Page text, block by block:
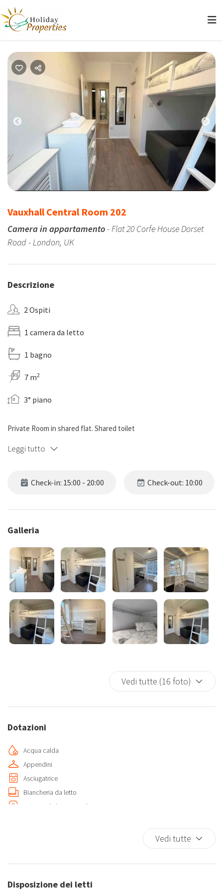
Vauxhall Central Room 202
Camera in appartamento- Flat 20 Corfe House Dorset
Road - London, UK
Descrizione
2 Ospiti
1 camera da letto
1 bagno
7 m2
3° piano
Private Room in shared flat. Shared toilet
Leggi tutto
Check-in: 15:00 - 20:00 Check-out: 10:00
Galleria
Vedi tutte (16 foto)
Dotazioni
Acqua calda
Appendini
Asciugatrice
Biancheria da letto
Camera da letto con chiusura
Forno
Frigorifero
Vedi tutte
Disposizione dei letti